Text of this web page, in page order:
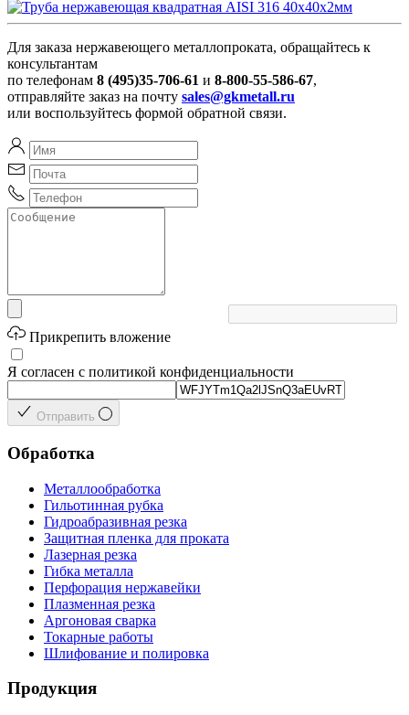
Для заказа нержавеющего металлопроката, обращайтесь к
консультантам
по телефонам 8 (495)35-706-61 и 8-800-55-586-67,
отправляйте заказ на почту sales@gkmetall.ru
или воспользуйтесь формой обратной связи.
Прикрепить вложение
Я согласен с политикой конфиденциальности
Отправить
Обработка
Металлообработка
Гильотинная рубка
Гидроабразивная резка
Защитная пленка для проката
Лазерная резка
Гибка металла
Перфорация нержавейки
Плазменная резка
Аргоновая сварка
Токарные работы
Шлифование и полировка
Продукция